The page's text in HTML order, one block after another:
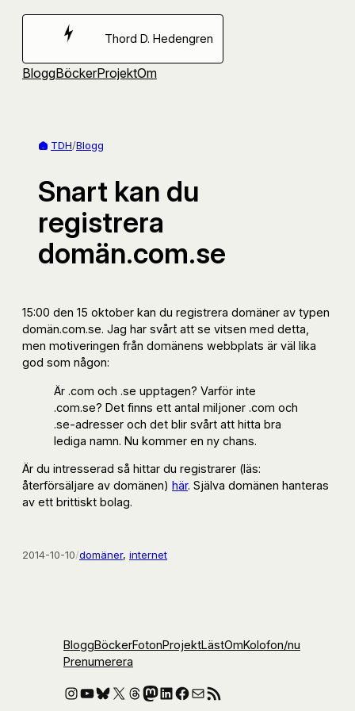
Hoppa
Thord D. Hedengren
BloggBöckerProjektOm
TDH/Blogg
Snart kan du
registrera
domän.com.se
15:00 den 15 oktober kan du registrera domäner av typen
domän.com.se. Jag har svårt att se vitsen med detta,
men motiveringen från domänens webbplats är väl lika
god som någon:
Är .com och .se upptagen? Varför inte
.com.se? Det finns ett antal miljoner .com och
.se-adresser och det blir svårt att hitta bra
lediga namn. Nu kommer en ny chans.
Är du intresserad så hittar du registrarer (läs:
återförsäljare av domänen) här. Själva domänen hanteras
av ett brittiskt bolag.
2014-10-10/domäner, internet
BloggBöckerFotonProjektLästOmKolofon/nu
Prenumerera
Instagram
YouTube
Bluesky
X Threads
Mastodon
LinkedIn
Facebook
E-postRSS-flöde